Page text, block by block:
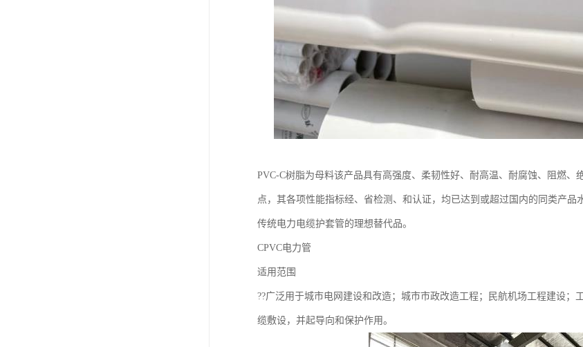
PVC-C树脂为母料该产品具有高强度、柔韧性好、耐高温、耐腐蚀、阻燃
点，其各项性能指标经、省检测、和认证，均已达到或超过国内的同类产
传统电力电缆护套管的理想替代品。
CPVC电力管
适用范围
??广泛用于城市电网建设和改造；城市市政改造工程；民航机场工程建设
缆敷设，并起导向和保护作用。